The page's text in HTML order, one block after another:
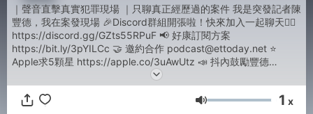
｜聲音直擊真實犯罪現場 ｜只聊真正經歷過的案件 我是突發記者陳
豐德，我在案發現場 🎉Discord群組開張啦！快來加入一起聊天👉🏻
https://discord.gg/GZts55RPuF 📢 好康訂閱方案
https://bit.ly/3pYILCc 🤝 邀約合作 podcast@ettoday.net ⭐
Apple求5顆星 https://apple.co/3uAwUtz 📣 抖內鼓勵豐德
https://bit.ly/2SK5P9G 🙋‍♂️ 來ig找我 https://bit.ly/2GCrgE6 🙋‍♂️ FB
也有 https://bit.ly/3ePgNCj 📹 YT影音版 https://bit.ly/3pHj2Nn -
- Hosting provided by
Volume 1 x